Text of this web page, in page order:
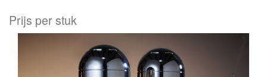
Prijs per stuk